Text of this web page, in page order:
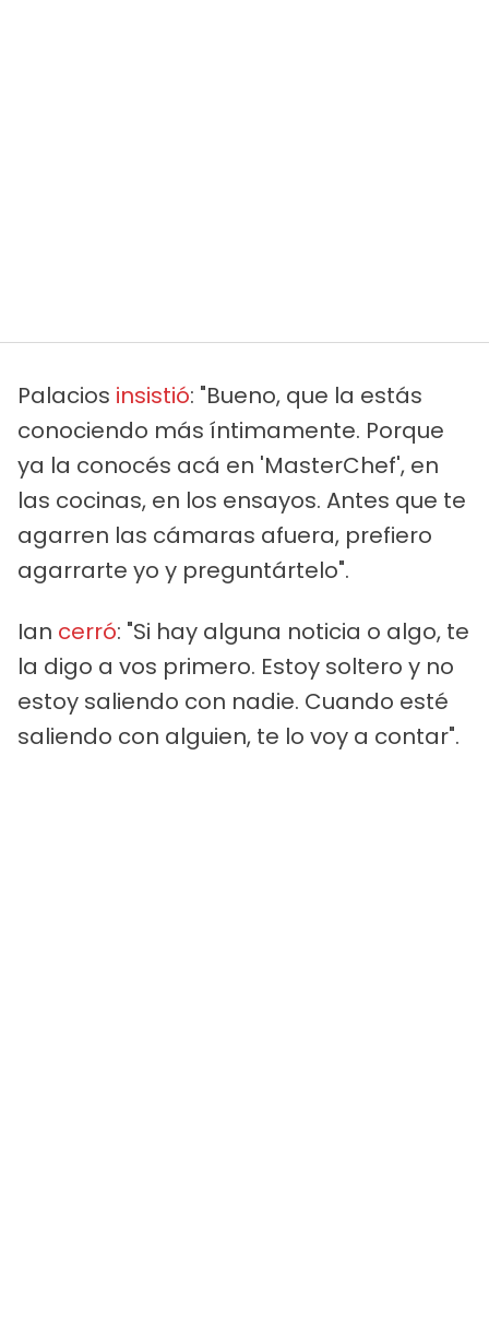
Palacios insistió: "Bueno, que la estás
conociendo más íntimamente. Porque
ya la conocés acá en 'MasterChef', en
las cocinas, en los ensayos. Antes que te
agarren las cámaras afuera, prefiero
agarrarte yo y preguntártelo".
Ian cerró: "Si hay alguna noticia o algo, te
la digo a vos primero. Estoy soltero y no
estoy saliendo con nadie. Cuando esté
saliendo con alguien, te lo voy a contar".